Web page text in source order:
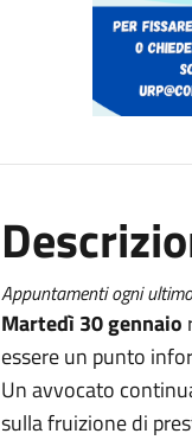
Appuntamenti ogni
Martedì 30gennaio
essere un punto
Un avvocato
sulla fruizione di